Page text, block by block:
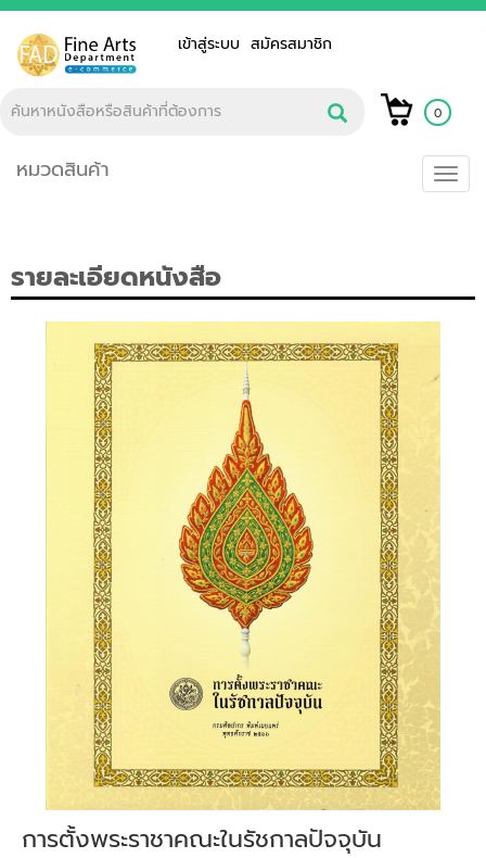
เข้าสู่ระบบสมัครสมาชิก
0
หมวดสินค้า
รายละเอียดหนังสือ
การตั้งพระราชาคณะในรัชกาลปัจจุบัน